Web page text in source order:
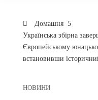
Домашня
Українська збірна
Європейському
встановивши
НОВИНИ